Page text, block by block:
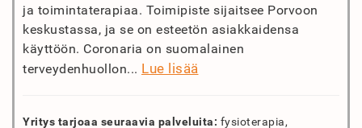
ja toimintaterapiaa. Toimipiste sijaitsee Porvoon
keskustassa, ja se on esteetön asiakkaidensa
käyttöön. Coronaria on suomalainen
terveydenhuollon... Lue lisää
Yritys tarjoaa seuraavia palveluita: fysioterapia,